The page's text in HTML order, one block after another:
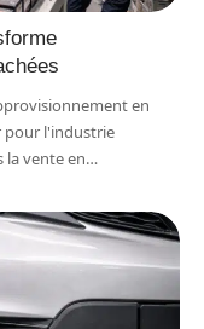
en
pour l'industrie
la vente en…